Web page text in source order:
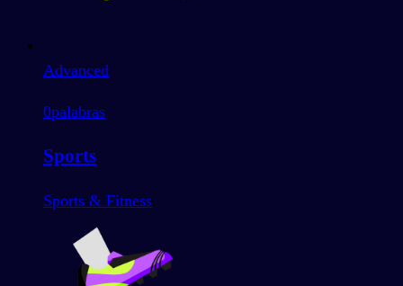
Advanced
0palabras
Sports
Sports & Fitness